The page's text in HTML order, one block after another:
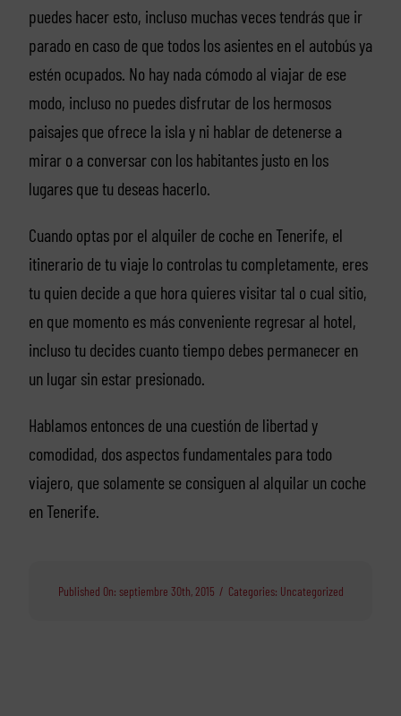
puedes hacer esto, incluso muchas veces tendrás que ir
parado en caso de que todos los asientes en el autobús ya
estén ocupados. No hay nada cómodo al viajar de ese
modo, incluso no puedes disfrutar de los hermosos
paisajes que ofrece la isla y ni hablar de detenerse a
mirar o a conversar con los habitantes justo en los
lugares que tu deseas hacerlo.
Cuando optas por el alquiler de coche en Tenerife, el
itinerario de tu viaje lo controlas tu completamente, eres
tu quien decide a que hora quieres visitar tal o cual sitio,
en que momento es más conveniente regresar al hotel,
incluso tu decides cuanto tiempo debes permanecer en
un lugar sin estar presionado.
Hablamos entonces de una cuestión de libertad y
comodidad, dos aspectos fundamentales para todo
viajero, que solamente se consiguen al alquilar un coche
en Tenerife.
Published On: septiembre 30th, 2015 / Categories: Uncategorized